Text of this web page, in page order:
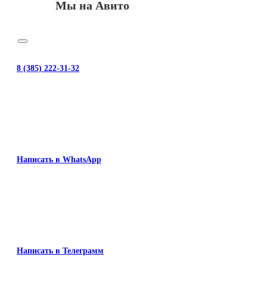
Мы на Авито
8 (385) 222-31-32
Написать в WhatsApp
Написать в Телеграмм